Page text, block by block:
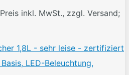
Preis inkl. MwSt., zzgl. Versand;